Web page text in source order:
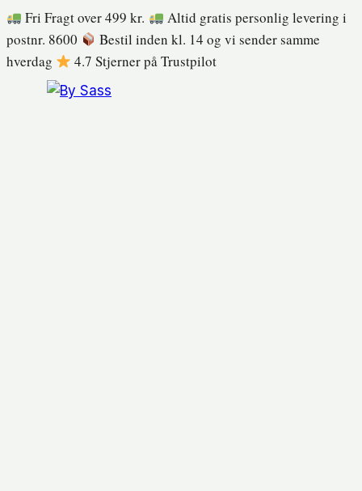
Fortsæt
til
indhold
Fri Fragt over 499 kr.
Altid gratis personlig levering i
postnr. 8600
Bestil inden kl. 14 og vi sender samme
hverdag
4.7 Stjerner på Trustpilot